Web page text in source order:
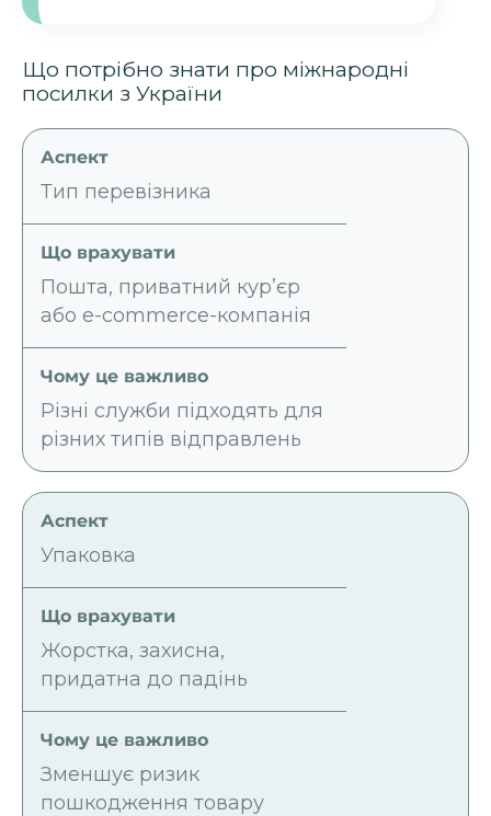
Що потрібно знати про міжнародні
посилки з України
Тип перевізника
Пошта, приватний кур’єр
або e-commerce-компанія
Різні служби підходять для
різних типів відправлень
Упаковка
Жорстка, захисна,
придатна до падінь
Зменшує ризик
пошкодження товару